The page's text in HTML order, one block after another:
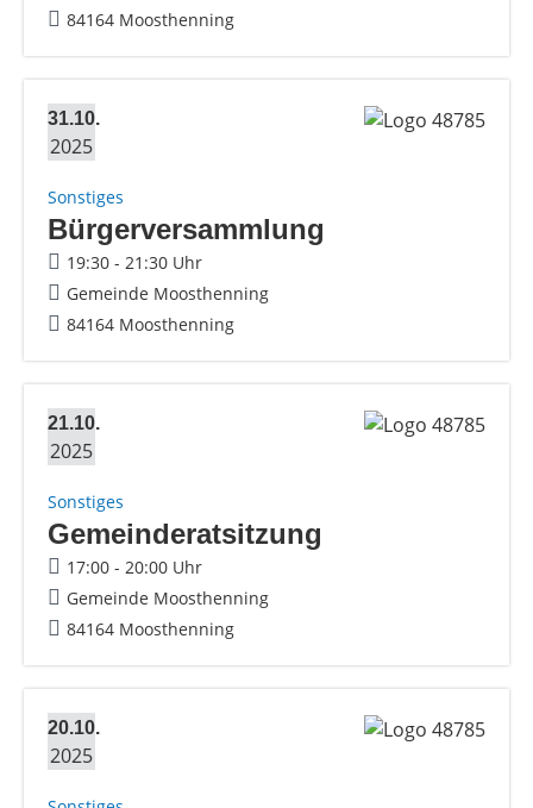
84164 Moosthenning
31.10.
2025
Sonstiges
Bürgerversammlung
19:30 - 21:30 Uhr
Gemeinde Moosthenning
84164 Moosthenning
21.10.
2025
Sonstiges
Gemeinderatsitzung
17:00 - 20:00 Uhr
Gemeinde Moosthenning
84164 Moosthenning
20.10.
2025